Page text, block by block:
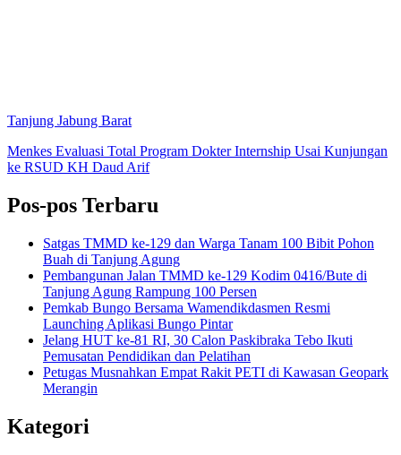
Tanjung Jabung Barat
Menkes Evaluasi Total Program Dokter Internship Usai Kunjungan
ke RSUD KH Daud Arif
Pos-pos Terbaru
Satgas TMMD ke-129 dan Warga Tanam 100 Bibit Pohon
Buah di Tanjung Agung
Pembangunan Jalan TMMD ke-129 Kodim 0416/Bute di
Tanjung Agung Rampung 100 Persen
Pemkab Bungo Bersama Wamendikdasmen Resmi
Launching Aplikasi Bungo Pintar
Jelang HUT ke-81 RI, 30 Calon Paskibraka Tebo Ikuti
Pemusatan Pendidikan dan Pelatihan
Petugas Musnahkan Empat Rakit PETI di Kawasan Geopark
Merangin
Kategori